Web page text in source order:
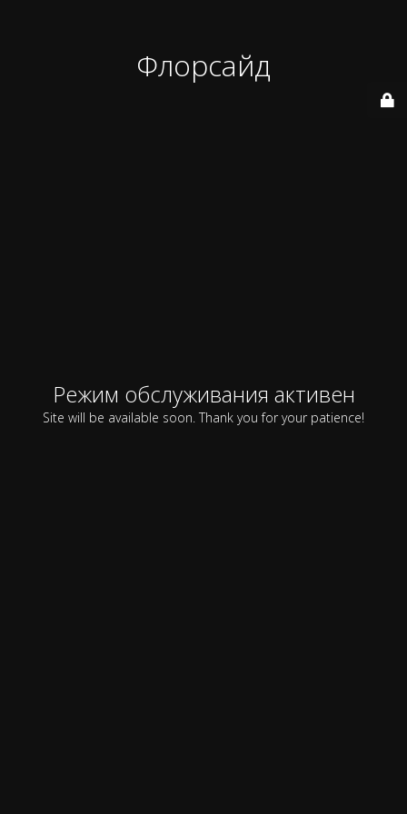
Флорсайд
Режим обслуживания активен
Site will be available soon. Thank you for your patience!